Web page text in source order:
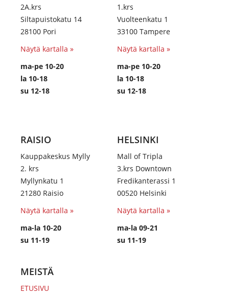
2A.krs
Siltapuistokatu 14
28100 Pori
Näytä kartalla »
ma-pe 10-20
la 10-18
su 12-18
1.krs
Vuolteenkatu 1
33100 Tampere
Näytä kartalla »
ma-pe 10-20
la 10-18
su 12-18
RAISIO
Kauppakeskus Mylly
2. krs
Myllynkatu 1
21280 Raisio
Näytä kartalla »
ma-la 10-20
su 11-19
HELSINKI
Mall of Tripla
3.krs Downtown
Fredikanterassi 1
00520 Helsinki
Näytä kartalla »
ma-la 09-21
su 11-19
MEISTÄ
ETUSIVU